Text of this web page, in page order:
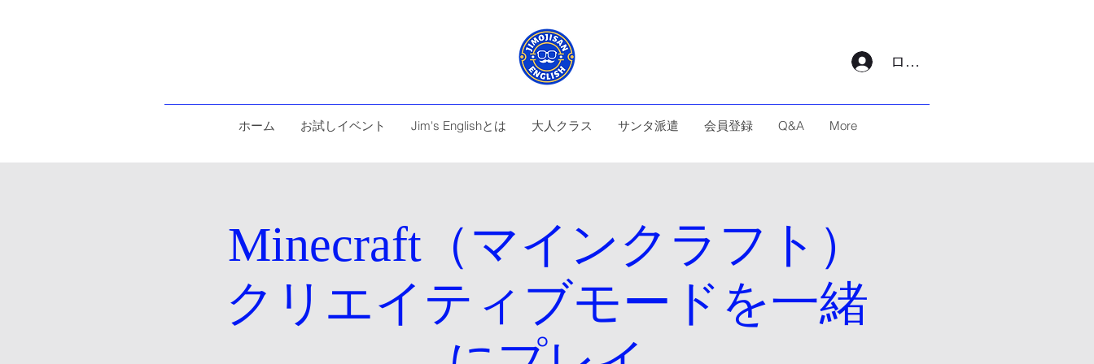
ログイン
ホーム お試しイベント Jim's Englishとは 大人クラス サンタ派遣 会員登録 Q&A More
Minecraft（マインクラフト）
クリエイティブモードを一緒